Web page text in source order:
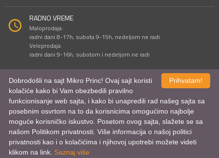
RADNO VREME
Maloprodaja:
radni dani 8-17h, subota 9-15h, nedeljom ne radi
Veleprodaja:
radni dani 9-16h, subotom i nedeljom ne radi
Sve cene su iskazane u dinarima. PDV je uračunat u cenu.
© Mikro Princ 1999 - 2026. Sva prava su zadržana.
Kreirao*nbgcreator |Izdrada Internet prodavnice, Izrada sajtai mobilnih
aplikacijaiSEO optimizacija
Prihvatam!
Dobrodošli na sajt Mikro Princ! Ovaj sajt koristi
kolačiće kako bi Vam obezbedili pravilno
funkcionisanje web sajta, i kako bi unapredili rad našeg sajta sa
posebnim osvrtom na to da korisnicima omogućimo najbolje
moguće korisničko iskustvo. Posetom ovog sajta, slažete se sa
našom Politikom privatnosti. Više informacija o našoj politici
privatnosti kao i o kolačićima i njihovoj upotrebi možete videti
klikom na link. Saznaj više